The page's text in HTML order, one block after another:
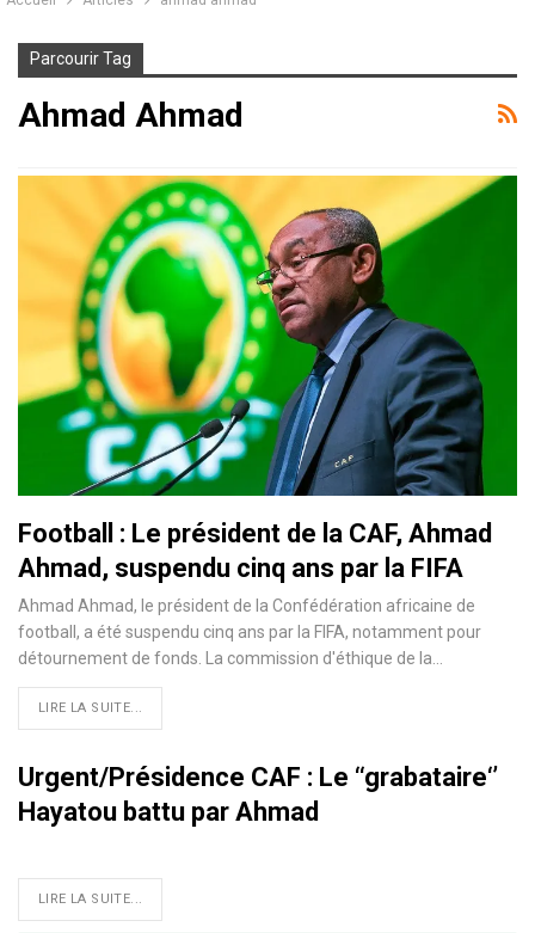
Parcourir Tag
Ahmad Ahmad
Football : Le président de la CAF, Ahmad
Ahmad, suspendu cinq ans par la FIFA
Ahmad Ahmad, le président de la Confédération africaine de
football, a été suspendu cinq ans par la FIFA, notamment pour
détournement de fonds. La commission d'éthique de la
LIRE LA SUITE...
Urgent/Présidence CAF : Le ‘‘grabataire‘’
Hayatou battu par Ahmad
LIRE LA SUITE...